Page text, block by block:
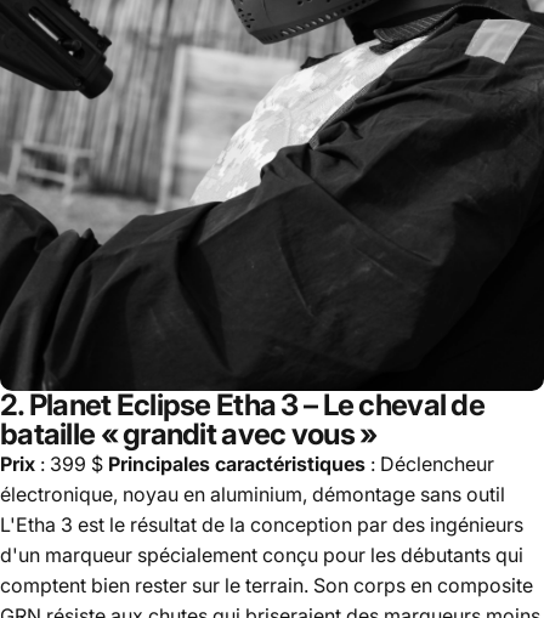
2.Planet Eclipse Etha 3– Le cheval de
bataille « grandit avec vous »
Prix ​​: 399 $ Principales caractéristiques : Déclencheur
électronique, noyau en aluminium, démontage sans outil
L'Etha 3 est le résultat de la conception par des ingénieurs
d'un marqueur spécialement conçu pour les débutants qui
comptent bien rester sur le terrain. Son corps en composite